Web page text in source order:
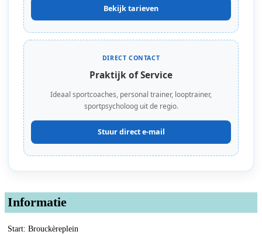
Bekijk tarieven
DIRECT CONTACT
Praktijk of Service
Ideaal sportcoaches, personal trainer, looptrainer,
sportpsycholoog uit de regio.
Stuur direct e-mail
Informatie
Start: Brouckèreplein